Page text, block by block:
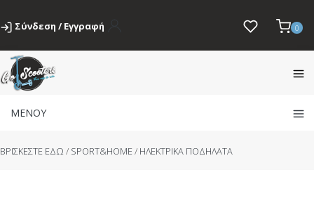
Σύνδεση / Εγγραφή 0
ΜΕΝΟΥ
BΡΙΣΚΕΣΤΕ ΕΔΩ / SPORT&HOME/ ΗΛΕΚΤΡΙΚΑ ΠΟΔΗΛΑΤΑ